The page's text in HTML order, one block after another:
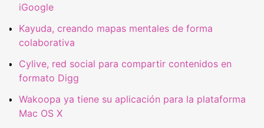
iGoogle
Kayuda, creando mapas mentales de forma
colaborativa
Cylive, red social para compartir contenidos en
formato Digg
Wakoopa ya tiene su aplicación para la plataforma
Mac OS X